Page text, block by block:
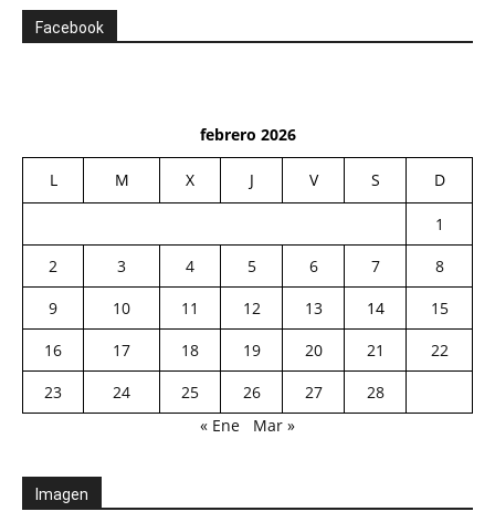
Facebook
febrero 2026
L M X J V S D
1
2
3 4 5 6 7
8
9
10 11 12 13 14
15
16
17 18 19 20 21
22
23
24 25 26 27
28
« Ene
Mar »
Imagen